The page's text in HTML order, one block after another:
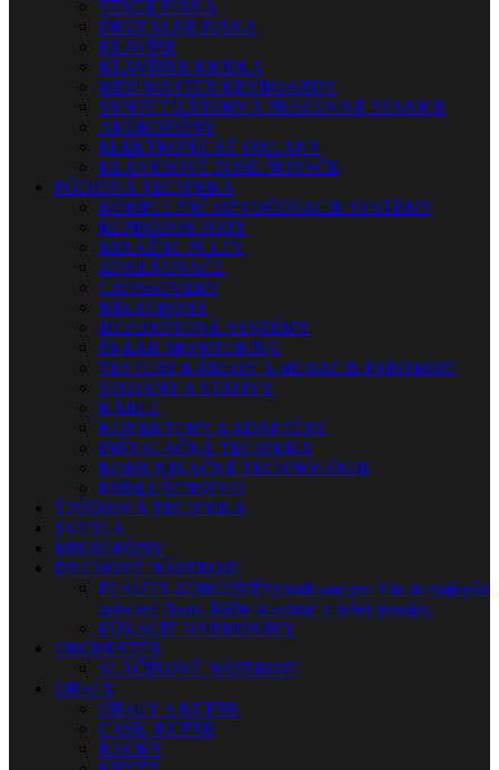
STAGE PIÁNA
DIGITÁLNE PIÁNA
KLAVÍRE
KLAVÍRNE KRÍDLA
MIDI MASTER KEYBOARDY
SYNTETIZÁTORY A PRACOVNÉ STANICE
AKORDEÓNY
ELEKTRONICKÉ ORGANY
KLÁVESOVÉ ZOSILŇOVAČE
PÓDIOVÁ TECHNIKA
KOMPLETNÉ OZVUČOVACIE SYSTÉMY
REPRODUKTORY
MIXÁŽNE PULTY
ZOSILŇOVAČE
CROSSOVERY
MIKROFÓNY
BEZDRÔTOVÉ SYSTÉMY
IN-EAR MONITORING
TESTERY KÁBLOV A MERACIE PRÍSTROJE
STOJANY A STATÍVY
KÁBLE
KONEKTORY A ADAPTÉRY
INŠTALAČNÁ TECHNIKA
KOMUNIKAČNÉ TECHNOLÓGIE
PRÍSLUŠENSTVO
ŠTÚDIOVÁ TECHNIKA
SVETLÁ
MIKROFÓNY
DYCHOVÉ NÁSTROJE
FLAUTY-ZOBCOVÉVybrali sme pre Vás tie najlepšie
zobcové flauty. Ráčte si vybrať z našej ponuky.
FÚKACIE HARMONIKY
ORCHESTER
SLÁČIKOVÉ NÁSTROJE
OBALY
OBALY A KUFRE
CASE, KUFRE
RACKY